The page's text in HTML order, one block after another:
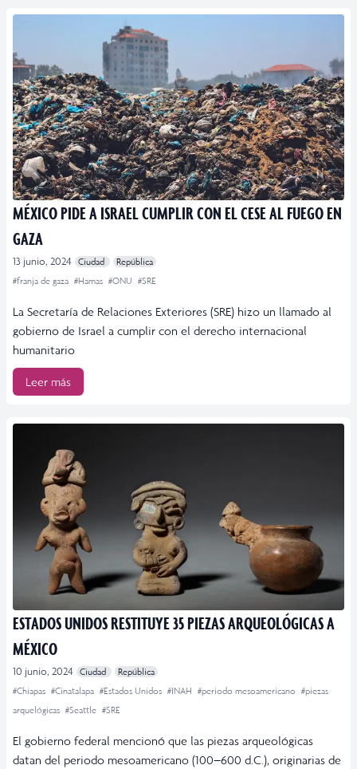
MÉXICO PIDE A ISRAEL CUMPLIR CON EL CESE AL FUEGO EN
GAZA
13 junio, 2024 Ciudad
República
#franja de gaza #Hamas #ONU #SRE
La Secretaría de Relaciones Exteriores (SRE) hizo un llamado al
gobierno de Israel a cumplir con el derecho internacional
humanitario
Leer más
ESTADOS UNIDOS RESTITUYE 35 PIEZAS ARQUEOLÓGICAS A
MÉXICO
10 junio, 2024 Ciudad
República
#Chiapas #Cinatalapa #Estados Unidos #INAH #periodo mesoamericano #piezas
arquelógicas #Seattle #SRE
El gobierno federal mencionó que las piezas arqueológicas
datan del periodo mesoamericano (100–600 d.C.), originarias de